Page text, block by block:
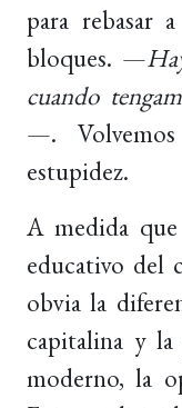
para rebasar
bloques. —
cuando
—.
estupidez.
A medida
educativo del
obvia la
capitalina y
moderno, la